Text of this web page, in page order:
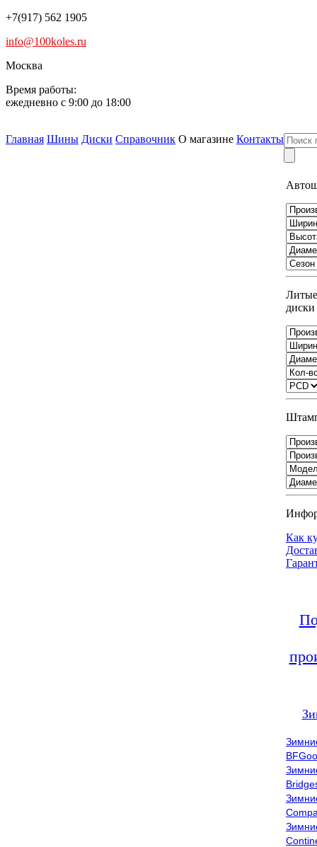
+7(917) 562 1905
info@100koles.ru
Москва
Время работы:
ежедневно с 9:00 до 18:00
Главная Шины Диски Справочник О магазине Контакты
Литые
диски
Как